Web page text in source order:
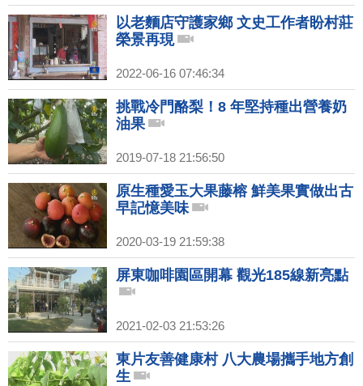
以老麵店守護家鄉 文史工作者盼村莊
榮景再現
2022-06-16 07:46:34
挑戰冷門酪梨！8 年堅持種出營養奶
油果
2019-07-18 21:56:50
原生種愛玉大果藤榕 鮮美果實做出古
早記憶美味
2020-03-19 21:59:38
屏東咖啡園區開幕 觀光185線新亮點
2021-02-03 21:53:26
東片友善健康村 八大農場攜手地方創
生